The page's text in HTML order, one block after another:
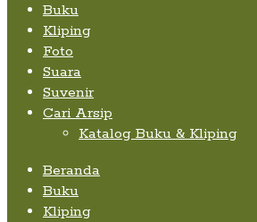
Buku
Kliping
Foto
Suara
Suvenir
Cari Arsip
Katalog Buku & Kliping
Beranda
Buku
Kliping